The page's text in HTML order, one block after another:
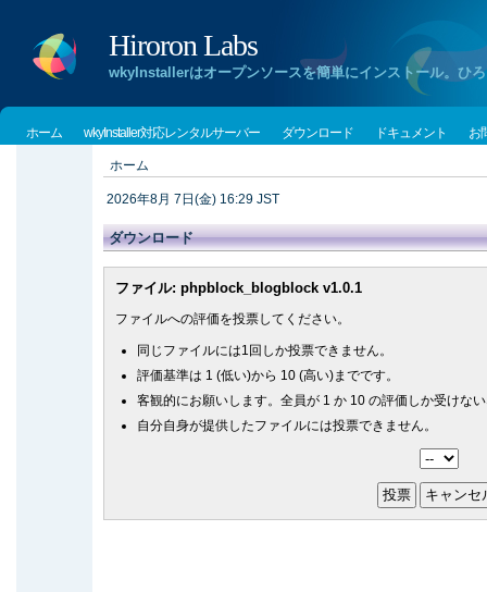
Hiroron Labs
wkyInstallerはオープンソースを簡単にインストール。ひ
ホーム wkyInstaller対応レンタルサーバー ダウンロード ドキュメント お
ホーム
2026年8月 7日(金) 16:29 JST
ダウンロード
ファイル: phpblock_blogblock v1.0.1
ファイルへの評価を投票してください。
同じファイルには1回しか投票できません。
評価基準は 1 (低い)から 10 (高い)までです。
客観的にお願いします。全員が 1 か 10 の評価しか受けな
自分自身が提供したファイルには投票できません。